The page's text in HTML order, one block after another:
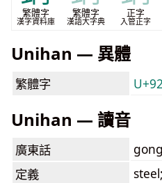
繁體字
漢字資料庫
繁體字
漢語大字典
正字
入管正字
Unihan — 異體
繁體字
Unihan — 讀音
廣東話
定義